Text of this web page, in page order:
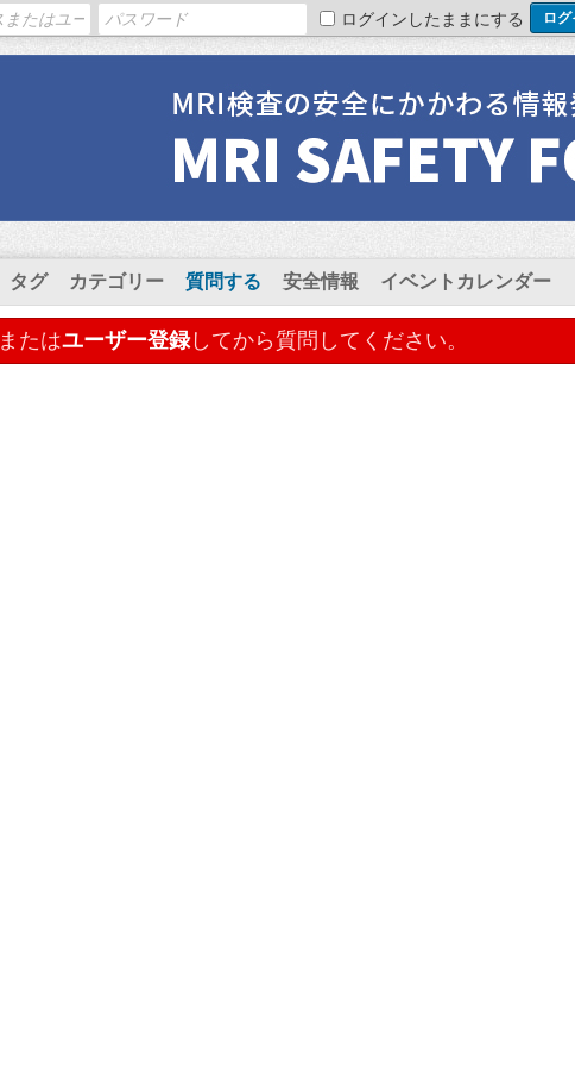
ログインしたままにする
タグ カテゴリー 質問する 安全情報 イベントカレンダー
またはユーザー登録してから質問してください。